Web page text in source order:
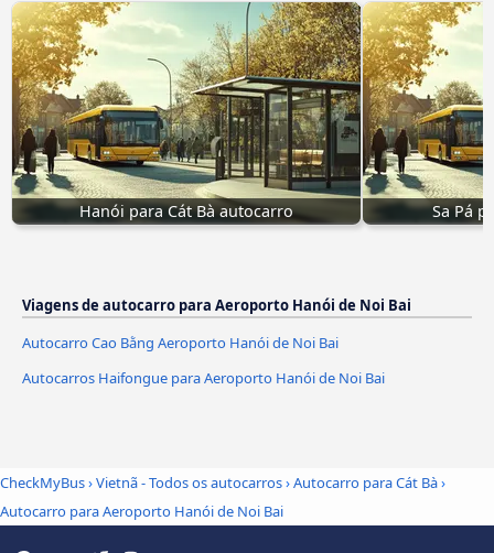
Hanói para Cát Bà autocarro Sa Pá
Viagens de autocarro para Aeroporto Hanói de Noi Bai
Autocarro Cao Bằng Aeroporto Hanói de Noi Bai
Autocarros Haifongue para Aeroporto Hanói de Noi Bai
CheckMyBus›Vietnã - Todos os autocarros›Autocarro para Cát Bà›
Autocarro para Aeroporto Hanói de Noi Bai